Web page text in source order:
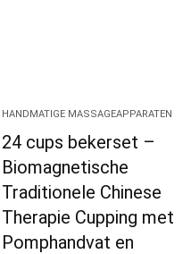
HANDMATIGE MASSAGEAPPARATEN
24 cups bekerset –
Biomagnetische
Traditionele Chinese
Therapie Cupping met
Pomphandvat en